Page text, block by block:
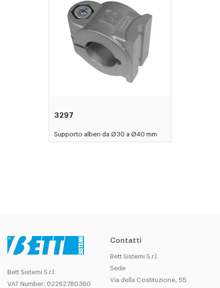
3297
Supporto alberi da Ø30 a Ø40 mm
Bett Sistemi S.r.l.
VAT Number: 02262780360
Contatti
Bett Sistemi S.r.l.
Sede
Via della Costituzione, 55